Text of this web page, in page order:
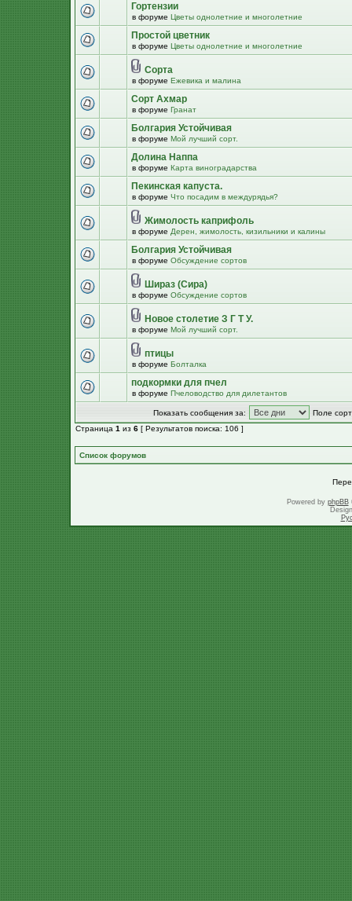
Гортензии
в форуме Цветы однолетние и многолетние
Простой цветник
в форуме Цветы однолетние и многолетние
Сорта
в форуме Ежевика и малина
Сорт Ахмар
в форуме Гранат
Болгария Устойчивая
в форуме Мой лучший сорт.
Долина Наппа
в форуме Карта виноградарства
Пекинская капуста.
в форуме Что посадим в междурядья?
Жимолость каприфоль
в форуме Дерен, жимолость, кизильники и калины
Болгария Устойчивая
в форуме Обсуждение сортов
Шираз (Сира)
в форуме Обсуждение сортов
Новое столетие З Г Т У.
в форуме Мой лучший сорт.
птицы
в форуме Болталка
подкормки для пчел
в форуме Пчеловодство для дилетантов
Показать сообщения за:
Поле
Страница 1 из 6 [ Результатов поиска: 106 ]
Список форумов
Powered by phpBB